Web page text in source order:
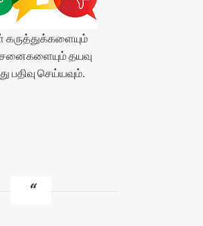
கருத்துக்களையும்
தயவு
பதிவு செய்யவும்.